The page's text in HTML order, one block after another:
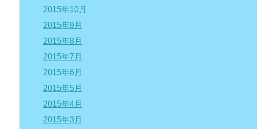
2015年10月
2015年9月
2015年8月
2015年7月
2015年6月
2015年5月
2015年4月
2015年3月